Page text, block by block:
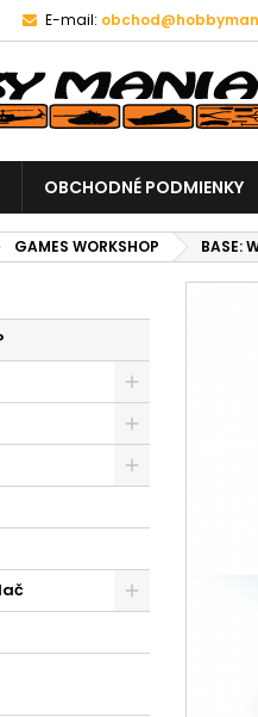
E-mail:
OBCHODNÉ PODMIENKY
GAMES WORKSHOP BASE: